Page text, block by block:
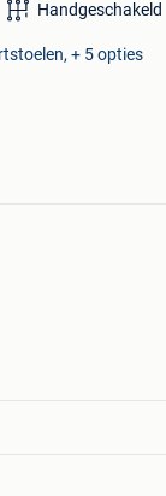
Handgeschakeld
+ 5 opties